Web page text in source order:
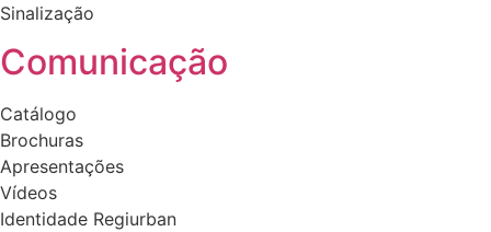
Sinalização
Comunicação
Catálogo
Brochuras
Apresentações
Vídeos
Identidade Regiurban